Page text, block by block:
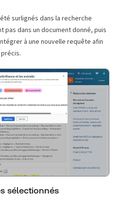
surlignés dans la recherche
pas dans un document donné, puis
à une nouvelle requête afin
sélectionnés